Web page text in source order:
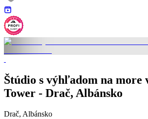
Štúdio s výhľadom na more
Tower - Drač, Albánsko
Drač, Albánsko